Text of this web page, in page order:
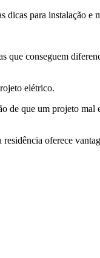
dicas para instalação e
que conseguem
elétrico.
que um projeto
oferece